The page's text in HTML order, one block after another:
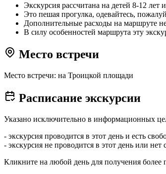
Экскурсия рассчитана на детей 8-12 лет
Это пешая прогулка, одевайтесь,
Дополнительные расходы на маршруте
В силу особенностей маршрута эту
Место встречи
Место встречи: на Троицкой площади
Расписание экскурсии
Указано исключительно в информационных
- экскурсия проводится в этот день и есть
- экскурсия не проводится в этот день или нет
Кликните на любой день для получения